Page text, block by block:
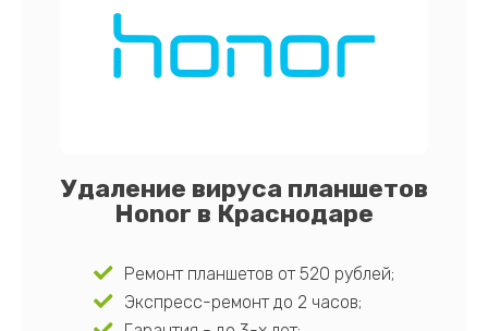
Удаление вируса планшетов
Honor в Краснодаре
Ремонт планшетов от 520 рублей;
Экспресс-ремонт до 2 часов;